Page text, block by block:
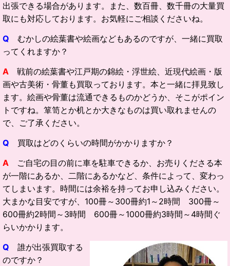
出張できる場合があります。また、数百冊、数千冊の大量買
取にも対応しております。お気軽にご相談くださいね。
Q むかしの絵葉書や絵画などもあるのですが、一緒に買取
ってくれますか？
A
戦前の絵葉書や江戸期の錦絵・浮世絵、近現代絵画・版
画や古美術・骨董も買取っております。本と一緒に拝見致し
ます。絵画や骨董は流通できるものかどうか、そこがポイン
トですね。箪笥とか机とか大きなものは買い取れませんの
で、ご了承ください。
Q 買取はどのくらいの時間がかかりますか？
A ご自宅の目の前に車を駐車できるか、お売りくださる本
が一階にあるか、二階にあるかなど、条件によって、変わっ
てしまいます。時間には余裕を持ってお申し込みください。
大まかな目安ですが、100冊～300冊約1～2時間 300冊～
600冊約2時間～3時間 600冊～1000冊約3時間～4時間ぐ
らいかかります。
Q 誰が出張買取する
のですか？